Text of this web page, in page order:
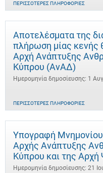
ΠΕΡΙΣΣΌΤΕΡΕΣ ΠΛΗΡΟΦΟΡΊΕΣ
Αποτελέσματα της
πλήρωση μίας κενής
Αρχή Ανάπτυξης
Κύπρου (ΑνΑΔ)
Ημερομηνία δημοσίευσης: 1
ΠΕΡΙΣΣΌΤΕΡΕΣ ΠΛΗΡΟΦΟΡΊΕΣ
Υπογραφή Μνημονίου
Αρχής Ανάπτυξης
Κύπρου και της
Ημερομηνία δημοσίευσης: 21